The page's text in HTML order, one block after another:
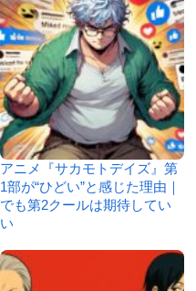
アニメ『サカモトデイズ』第
1部が“ひどい”と感じた理由｜
でも第2クールは期待してい
い